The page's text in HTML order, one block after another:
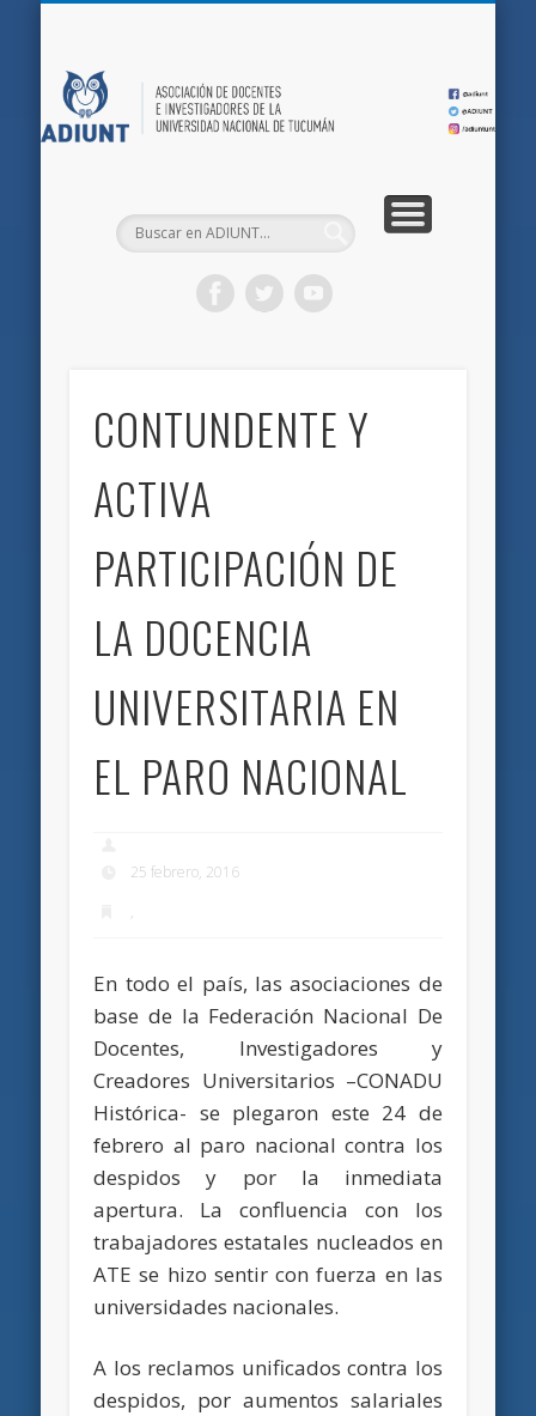
CONTUNDENTE Y
ACTIVA
PARTICIPACIÓN DE
LA DOCENCIA
UNIVERSITARIA EN
EL PARO NACIONAL
25 febrero, 2016
,
En todo el país, las asociaciones de
base de la Federación Nacional De
Docentes, Investigadores y
Creadores Universitarios –CONADU
Histórica- se plegaron este 24 de
febrero al paro nacional contra los
despidos y por la inmediata
apertura. La confluencia con los
trabajadores estatales nucleados en
ATE se hizo sentir con fuerza en las
universidades nacionales.
A los reclamos unificados contra los
despidos, por aumentos salariales